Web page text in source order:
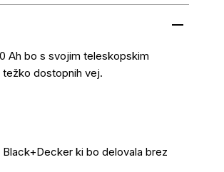
Ah bo s svojim teleskopskim
dostopnih vej.
ki bo delovala brez